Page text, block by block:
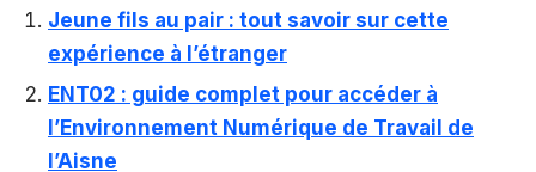
Jeune fils au pair : tout savoir sur cette
expérience à l’étranger
ENT02 : guide complet pour accéder à
l’Environnement Numérique de Travail de
l’Aisne